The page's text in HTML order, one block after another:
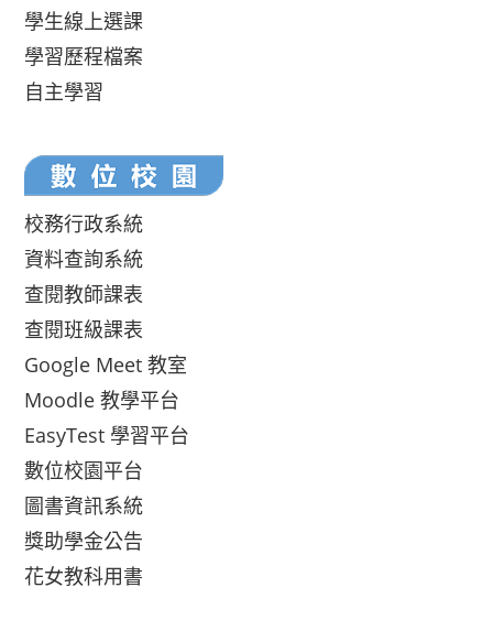
學生線上選課
學習歷程檔案
自主學習
校務行政系統
資料查詢系統
查閱教師課表
查閱班級課表
Google Meet 教室
Moodle 教學平台
EasyTest 學習平台
數位校園平台
圖書資訊系統
獎助學金公告
花女教科用書